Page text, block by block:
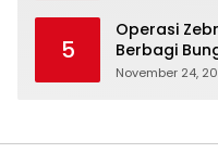
5
Operasi
Berbagi
Tertib Lalin
November 24,